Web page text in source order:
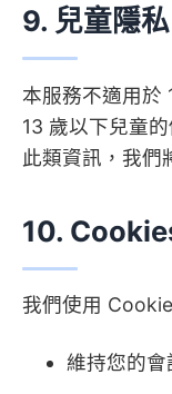
9. 兒童隱私
本服務不適用於
13 歲以下兒童
此類資訊，我們
10.
我們使用
維持您的